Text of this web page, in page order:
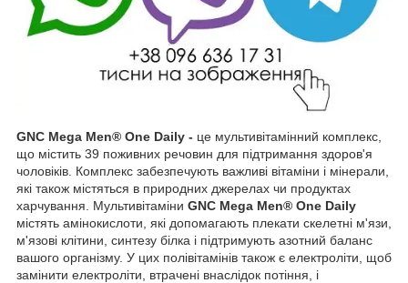
GNC Mega Men® One Daily - це мультивітамінний комплекс,
що містить 39 поживних речовин для підтримання здоров'я
чоловіків. Комплекс забезпечують важливі вітаміни і мінерали,
які також містяться в природних джерелах чи продуктах
харчування. Мультивітаміни GNC Mega Men® One Daily
містять амінокислоти, які допомагають плекати скелетні м'язи,
м'язові клітини, синтезу білка і підтримують азотний баланс
вашого організму. У цих полівітамінів також є електроліти, щоб
замінити електроліти, втрачені внаслідок потіння, і